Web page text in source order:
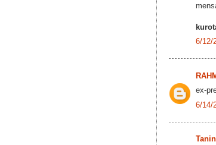
6/12/
ex-
6/14/